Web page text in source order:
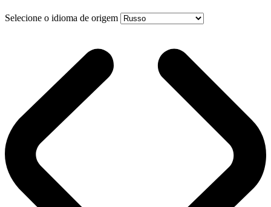
Selecione o idioma de origem